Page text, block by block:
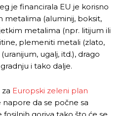
je financirala EU je korisno
metalima (aluminij, boksit,
metalima (npr. litijum ili
plemeniti metali (zlato,
ugalj, itd.), drago
i tako dalje.
Europski zeleni plan
napore da se počne sa